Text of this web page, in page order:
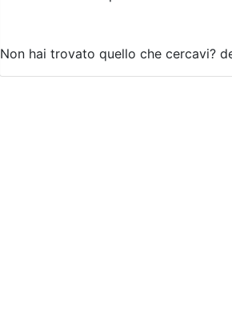
Non hai trovato quello che cercavi?